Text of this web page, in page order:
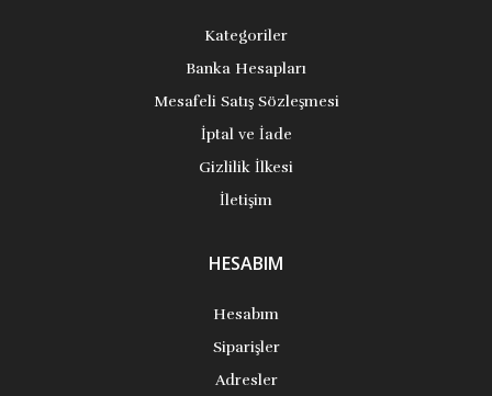
Kategoriler
Banka Hesapları
Mesafeli Satış Sözleşmesi
İptal ve İade
Gizlilik İlkesi
İletişim
HESABIM
Hesabım
Siparişler
Adresler